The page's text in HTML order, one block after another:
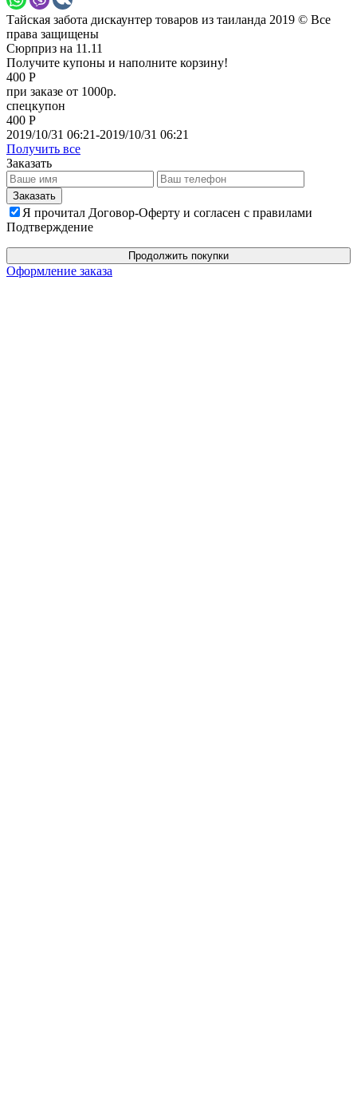
Тайская забота дискаунтер товаров из таиланда 2019 © Все
права защищены
Сюрприз на 11.11
Получите купоны и наполните корзину!
400 Р
при заказе от 1000р.
спецкупон
400 Р
2019/10/31 06:21-2019/10/31 06:21
Получить все
Заказать
Я прочитал Договор-Оферту и согласен с правилами
Подтверждение
Продолжить покупки
Оформление заказа